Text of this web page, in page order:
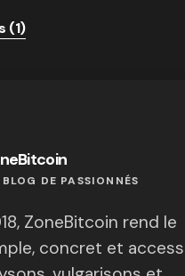
(1)
BLOG DE PASSIONNÉS
ZoneBitcoin rend le
concret et